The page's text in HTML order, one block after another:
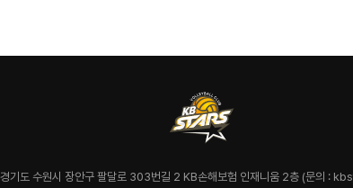
기도 수원시 장안구 팔달로 303번길 2 KB손해보험 인재니움 2층 (문의 :